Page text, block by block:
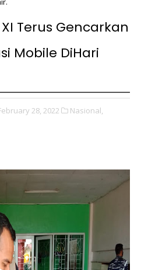
Terus Gencarkan
Mobile DiHari
28, 2022 Nasional,